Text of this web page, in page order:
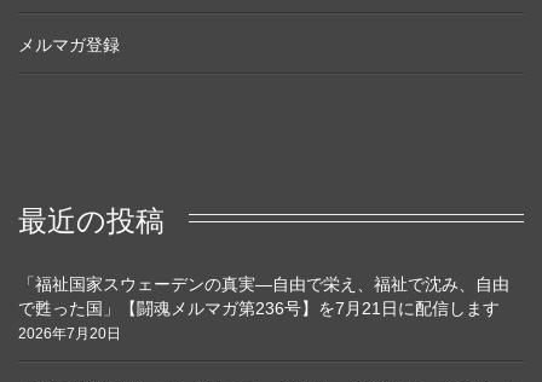
メルマガ登録
最近の投稿
「福祉国家スウェーデンの真実―自由で栄え、福祉で沈み、自由
で甦った国」【闘魂メルマガ第236号】を7月21日に配信します
2026年7月20日